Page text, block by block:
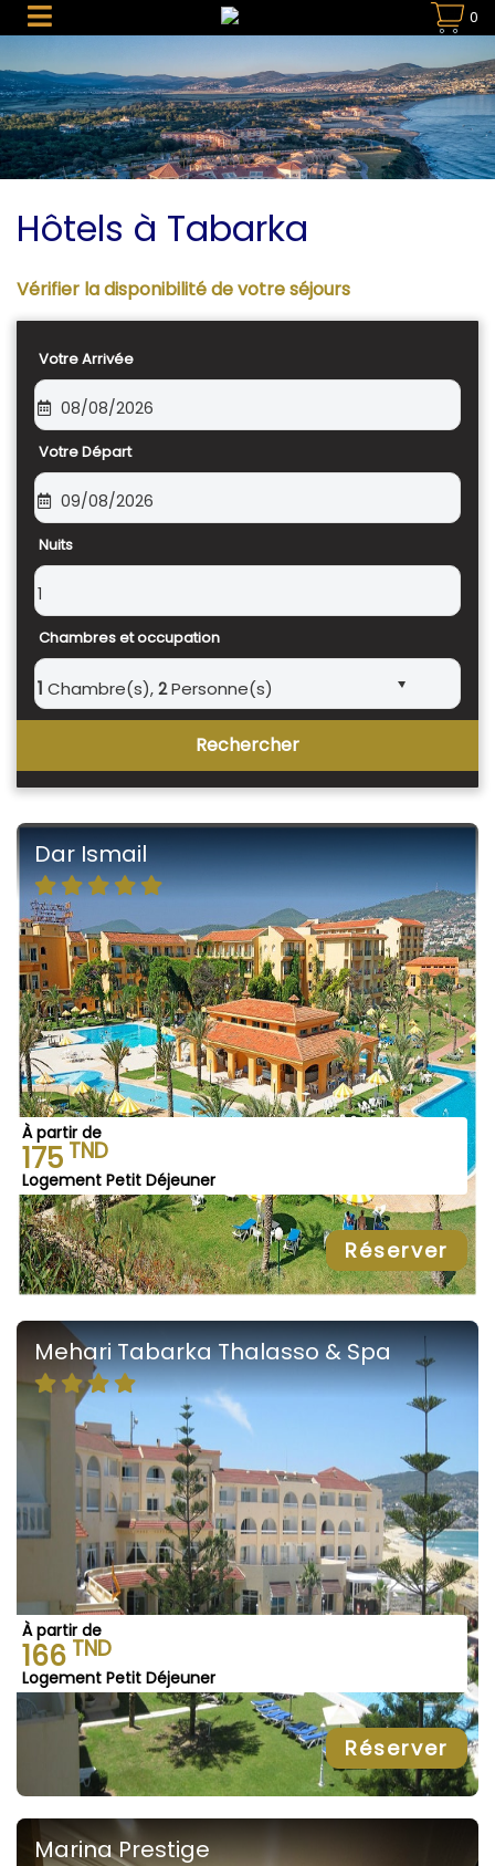
0
Hôtels à Tabarka
Vérifier la disponibilité de votre séjours
Votre Arrivée
08/08/2026
Votre Départ
09/08/2026
Nuits
1
Chambres et occupation
1 Chambre(s), 2Personne(s)
Rechercher
Dar Ismail
À partir de
175 TND
Logement Petit Déjeuner
Réserver
Mehari Tabarka Thalasso & Spa
À partir de
166 TND
Logement Petit Déjeuner
Réserver
Marina Prestige